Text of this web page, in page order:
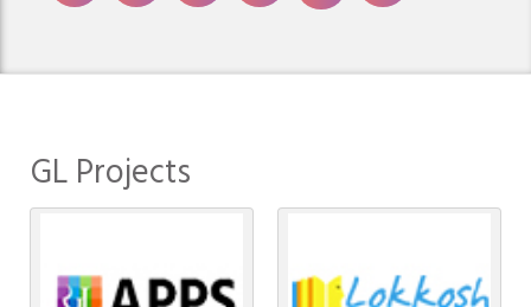
GL Projects